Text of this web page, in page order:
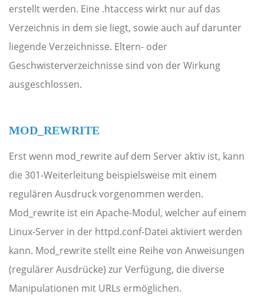
erstellt werden. Eine .htaccess wirkt nur auf das
Verzeichnis in dem sie liegt, sowie auch auf darunter
liegende Verzeichnisse. Eltern- oder
Geschwisterverzeichnisse sind von der Wirkung
ausgeschlossen.
MOD_REWRITE
Erst wenn mod_rewrite auf dem Server aktiv ist, kann
die 301-Weiterleitung beispielsweise mit einem
regulären Ausdruck vorgenommen werden.
Mod_rewrite ist ein Apache-Modul, welcher auf einem
Linux-Server in der httpd.conf-Datei aktiviert werden
kann. Mod_rewrite stellt eine Reihe von Anweisungen
(regulärer Ausdrücke) zur Verfügung, die diverse
Manipulationen mit URLs ermöglichen.